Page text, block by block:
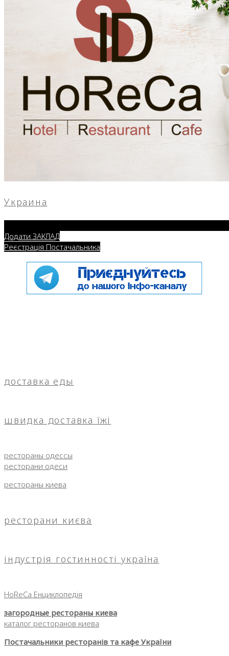
Украина
Додати ЗАКЛАД
Реєстрація Постачальника
доставка еды
швидка доставка їжі
рестораны одессы
ресторани одеси
рестораны киева
ресторани києва
індустрія гостинності україна
HoReCa Енциклопедія
загородные рестораны киева
каталог ресторанов киева
Постачальники ресторанів та кафе України